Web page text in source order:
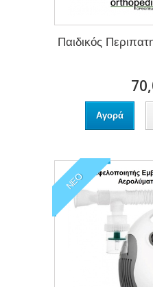
Παιδικός
Αγορά
ΝΈΟ